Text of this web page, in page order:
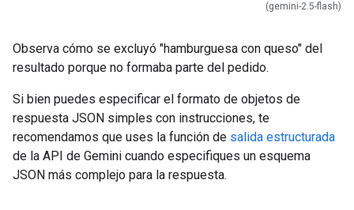
(gemini-2.5-flash)
Observa cómo se excluyó "hamburguesa con queso" del
resultado porque no formaba parte del pedido.
Si bien puedes especificar el formato de objetos de
respuesta JSON simples con instrucciones, te
recomendamos que uses la función de salida estructurada
de la API de Gemini cuando especifiques un esquema
JSON más complejo para la respuesta.